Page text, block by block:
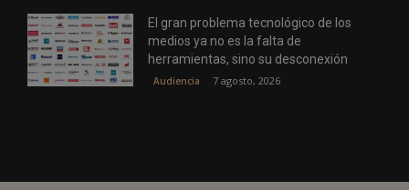
El gran problema tecnológico de los
medios ya no es la falta de
herramientas, sino su desconexión
Audiencia 7 agosto, 2026